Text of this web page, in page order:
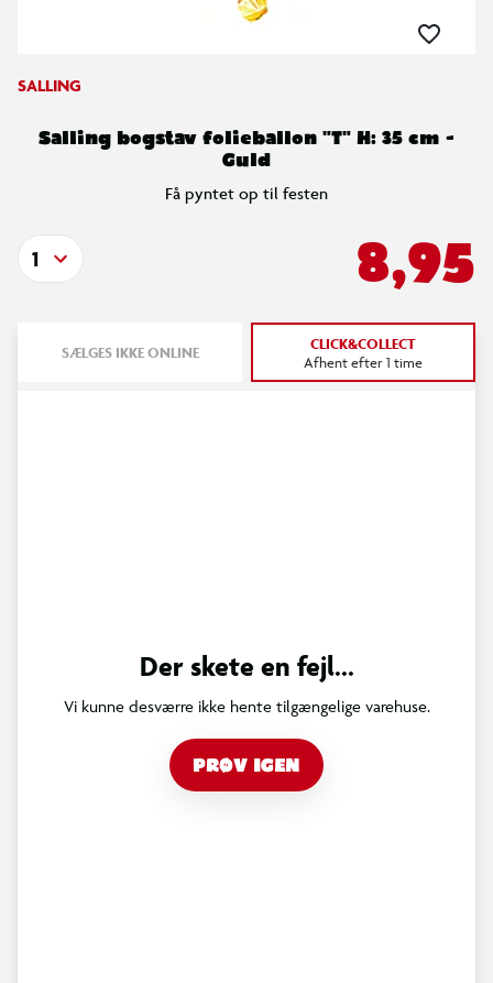
SALLING
Salling bogstav folieballon "T" H: 35 cm -
Guld
Få pyntet op til festen
8,95
1
SÆLGES IKKE ONLINE CLICK&COLLECT
Afhent efter 1 time
Der skete en fejl...
Vi kunne desværre ikke hente tilgængelige varehuse.
PRØV IGEN